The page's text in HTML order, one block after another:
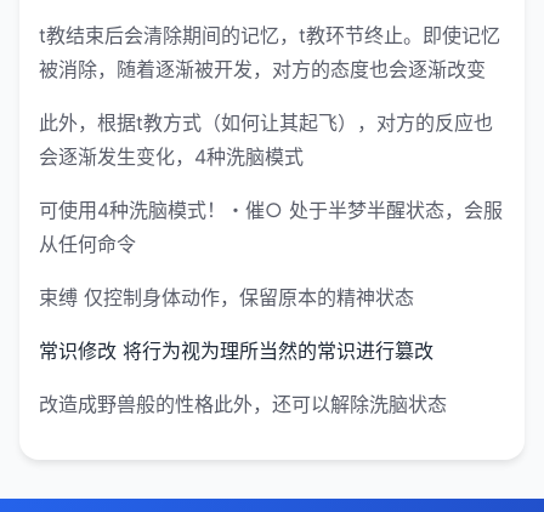
t教结束后会清除期间的记忆，t教环节终止。即使记忆
被消除，随着逐渐被开发，对方的态度也会逐渐改变
此外，根据t教方式（如何让其起飞），对方的反应也
会逐渐发生变化，4种洗脑模式
可使用4种洗脑模式！・催○ 处于半梦半醒状态，会服
从任何命令
束缚 仅控制身体动作，保留原本的精神状态
常识修改 将行为视为理所当然的常识进行篡改
改造成野兽般的性格此外，还可以解除洗脑状态